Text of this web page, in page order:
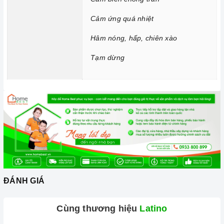
Cần chọn đáy nồi nhẵn và bằng phẳng, tránh những loại có
rãnh hoặc nồi đáy lõm.
Không sử dụng dụng cụ nấu ăn mỏng hoặc chất lượng thấp,
vì sẽ tạo ra rất nhiều tiếng ồn trong khi nấu, đồng thời dễ ảnh
Nên chọn nồi có đường kính đáy phù hợp với vùng nấu,
không nhỏ quá cũng không to quá vì dễ gây ra sự cố không
nhận nồi. Đường kính nồi thông thường khoảng từ 10-35cm.
Lưu ý trong quá trình nấu
Đảm bảo đọc hướng dẫn sử dụng kèm theo để biết điện áp
và dòng điện yêu cầu cũng như các thông số kỹ thuật khác.
trên bề mặt phẳng, ổn định.
Cảm ứng quá nhiệt
Hâm nóng, hấp, chiên xào
Tạm dừng
ĐÁNH GIÁ
Cùng thương hiệu Latino